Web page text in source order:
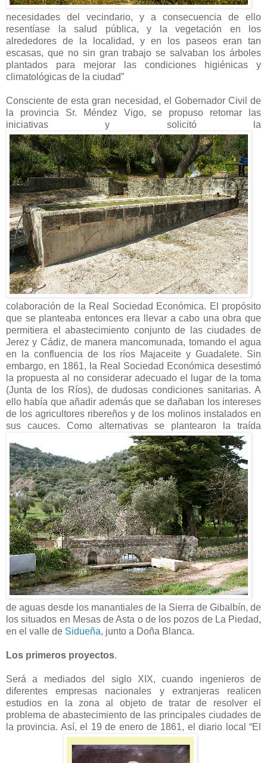
necesidades del vecindario, y a consecuencia de ello
resentíase la salud pública, y la vegetación en los
alrededores de la localidad, y en los paseos eran tan
escasas, que no sin gran trabajo se salvaban los árboles
plantados para mejorar las condiciones higiénicas y
climatológicas de la ciudad”
Consciente de esta gran necesidad, el Gobernador Civil de
la provincia Sr. Méndez Vigo, se propuso retomar las
iniciativas y solicitó la
colaboración de la Real Sociedad Económica. El propósito
que se planteaba entonces era llevar a cabo una obra que
permitiera el abastecimiento conjunto de las ciudades de
Jerez y Cádiz, de manera mancomunada, tomando el agua
en la confluencia de los ríos Majaceite y Guadalete. Sin
embargo, en 1861, la Real Sociedad Económica desestimó
la propuesta al no considerar adecuado el lugar de la toma
(Junta de los Ríos), de dudosas condiciones sanitarias. A
ello había que añadir además que se dañaban los intereses
de los agricultores ribereños y de los molinos instalados en
sus cauces. Como alternativas se plantearon la traída
de aguas desde los manantiales de la Sierra de Gibalbín, de
los situados en Mesas de Asta o de los pozos de La Piedad,
en el valle de Sidueña, junto a Doña Blanca.
Los primeros proyectos.
Será a mediados del siglo XIX, cuando ingenieros de
diferentes empresas nacionales y extranjeras realicen
estudios en la zona al objeto de tratar de resolver el
problema de abastecimiento de las principales ciudades de
la provincia. Así, el 19 de enero de 1861, el diario local “El